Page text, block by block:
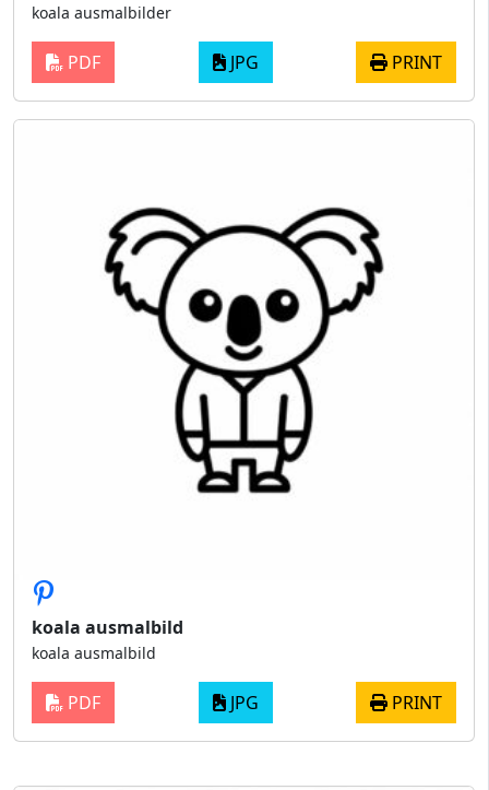
koala ausmalbilder
PDF JPG PRINT
koala ausmalbild
koala ausmalbild
PDF JPG PRINT